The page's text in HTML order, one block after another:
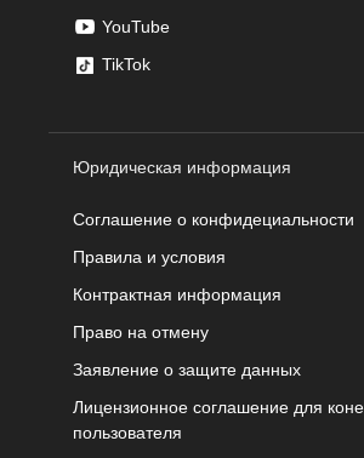
YouTube
TikTok
Юридическая информация
Соглашение о конфидециальности
Правила и условия
Контрактная информация
Право на отмену
Заявление о защите данных
Лицензионное соглашение для
пользователя